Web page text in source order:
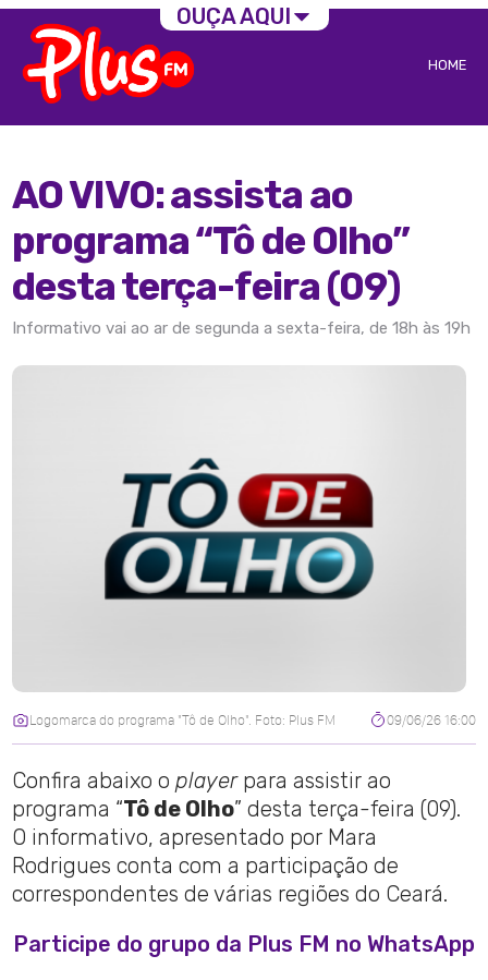
HOME
AO VIVO: assista ao
programa “Tô de Olho”
desta terça-feira (09)
Informativo vai ao ar de segunda a sexta-feira, de 18h às 19h
Logomarca do programa "Tô de Olho". Foto: Plus FM 09/06/26 16:00
Confira abaixo oplayer para assistir ao
programa “Tô de Olho” desta terça-feira (09).
O informativo, apresentado por Mara
Rodrigues conta com a participação de
correspondentes de várias regiões do Ceará.
Participe do grupo da Plus FM no WhatsApp
OUÇA AQUI